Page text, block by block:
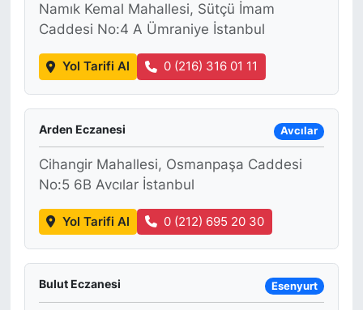
Namık Kemal Mahallesi, Sütçü İmam
Caddesi No:4 A Ümraniye İstanbul
Yol Tarifi Al 0 (216) 316 01 11
Arden Eczanesi Avcılar
Cihangir Mahallesi, Osmanpaşa Caddesi
No:5 6B Avcılar İstanbul
Yol Tarifi Al 0 (212) 695 20 30
Bulut Eczanesi Esenyurt